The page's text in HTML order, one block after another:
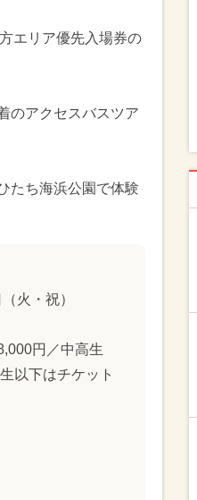
エリア優先入場券の
のアクセスバスツア
たち海浜公園で体験
火・祝）
円／中高生
以下はチケット